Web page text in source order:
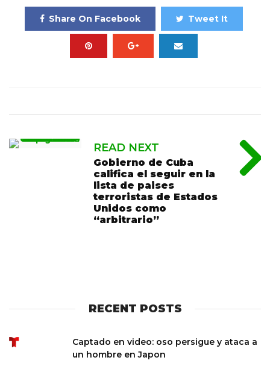
Share On Facebook Tweet It
READ NEXT
Gobierno de Cuba
califica el seguir en la
lista de paises
terroristas de Estados
Unidos como
“arbitrario”
RECENT POSTS
Captado en video: oso persigue y ataca a
un hombre en Japon